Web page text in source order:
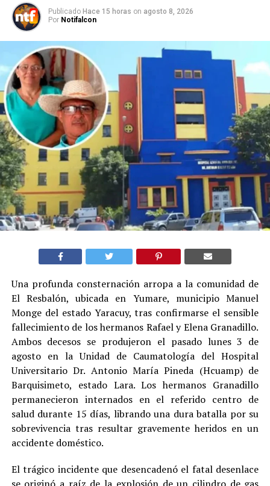
Publicado Hace 15 horas on agosto 8, 2026
Por Notifalcon
Una profunda consternación arropa a la comunidad de
El Resbalón, ubicada en Yumare, municipio Manuel
Monge del estado Yaracuy, tras confirmarse el sensible
fallecimiento de los hermanos Rafael y Elena Granadillo.
Ambos decesos se produjeron el pasado lunes 3 de
agosto en la Unidad de Caumatología del Hospital
Universitario Dr. Antonio María Pineda (Hcuamp) de
Barquisimeto, estado Lara. Los hermanos Granadillo
permanecieron internados en el referido centro de
salud durante 15 días, librando una dura batalla por su
sobrevivencia tras resultar gravemente heridos en un
accidente doméstico.
El trágico incidente que desencadenó el fatal desenlace